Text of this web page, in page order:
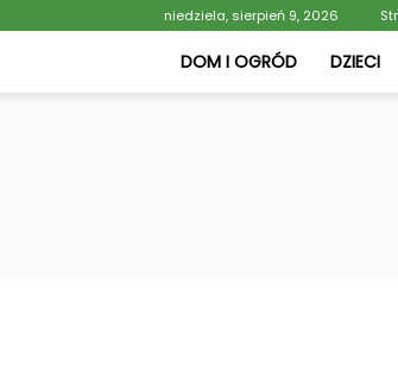
niedziela, sierpień 9, 2026
DOM I OGRÓD DZIECI